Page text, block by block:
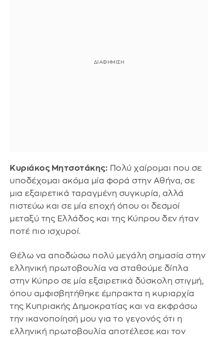
Κυριάκος Μητσοτάκης: Πολύ χαίρομαι που σε
υποδέχομαι ακόμα μία φορά στην Αθήνα, σε
μια εξαιρετικά ταραγμένη συγκυρία, αλλά
πιστεύω και σε μία εποχή όπου οι δεσμοί
μεταξύ της Ελλάδος και της Κύπρου δεν ήταν
ποτέ πιο ισχυροί.
Θέλω να αποδώσω πολύ μεγάλη σημασία στην
ελληνική πρωτοβουλία να σταθούμε δίπλα
στην Κύπρο σε μία εξαιρετικά δύσκολη στιγμή,
όπου αμφισβητήθηκε έμπρακτα η κυριαρχία
της Κυπριακής Δημοκρατίας και να εκφράσω
την ικανοποίησή μου για το γεγονός ότι η
ελληνική πρωτοβουλία αποτέλεσε και τον